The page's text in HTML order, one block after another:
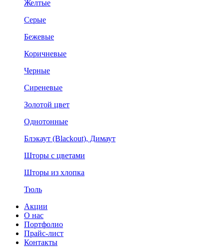
Желтые
Серые
Бежевые
Коричневые
Черные
Сиреневые
Золотой цвет
Однотонные
Блэкаут (Blackout), Димаут
Шторы с цветами
Шторы из хлопка
Тюль
Акции
О нас
Портфолио
Прайс-лист
Контакты